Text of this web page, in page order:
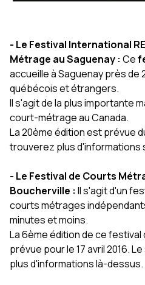
- Le Festival International
Métrage au Saguenay : Ce
accueille à Saguenay près
québécois et étrangers.
Il s'agit de la plus importante
court-métrage au Canada.
La 20ème édition est prévue
trouverez plus d'informations
- Le Festival de Courts
Boucherville : Il s'agit d'un
courts métrages
minutes et moins.
La 6ème édition de ce
prévue pour le 17 avril 2016.
plus d'informations là-dessus.